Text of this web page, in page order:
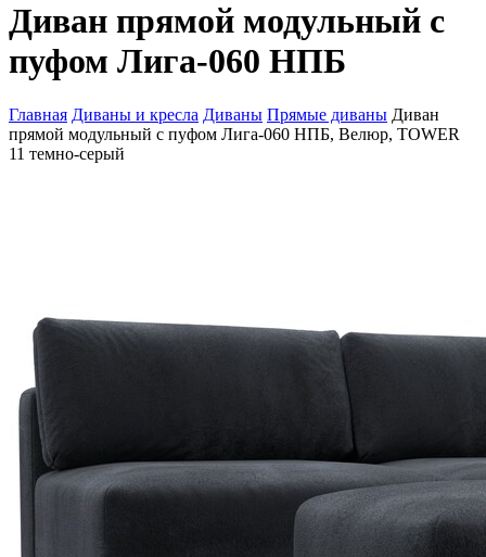
Диван прямой модульный с
пуфом Лига-060 НПБ
Главная Диваны и кресла Диваны Прямые диваны Диван
прямой модульный с пуфом Лига-060 НПБ, Велюр, TOWER
11 темно-серый